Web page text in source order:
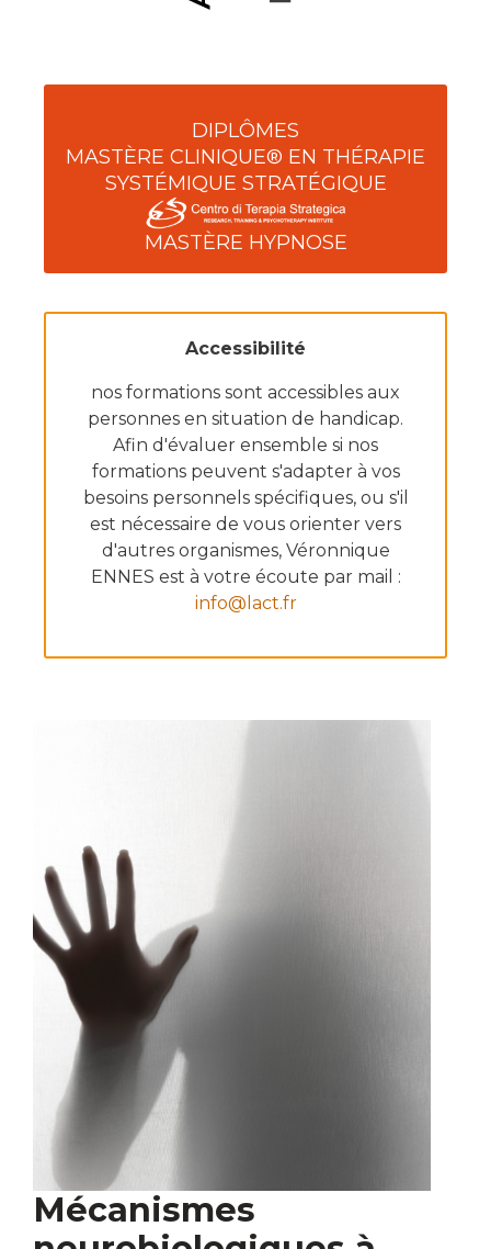
DIPLÔMES
MASTÈRE CLINIQUE® EN THÉRAPIE
SYSTÉMIQUE STRATÉGIQUE
MASTÈRE HYPNOSE
Accessibilité
nos formations sont accessibles aux
personnes en situation de handicap.
Afin d'évaluer ensemble si nos
formations peuvent s'adapter à vos
besoins personnels spécifiques, ou s'il
est nécessaire de vous orienter vers
d'autres organismes, Véronnique
ENNES est à votre écoute par mail :
info@lact.fr
Mécanismes